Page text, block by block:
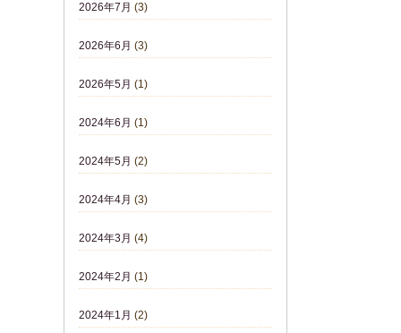
2026年7月 (3)
2026年6月 (3)
2026年5月 (1)
2024年6月 (1)
2024年5月 (2)
2024年4月 (3)
2024年3月 (4)
2024年2月 (1)
2024年1月 (2)